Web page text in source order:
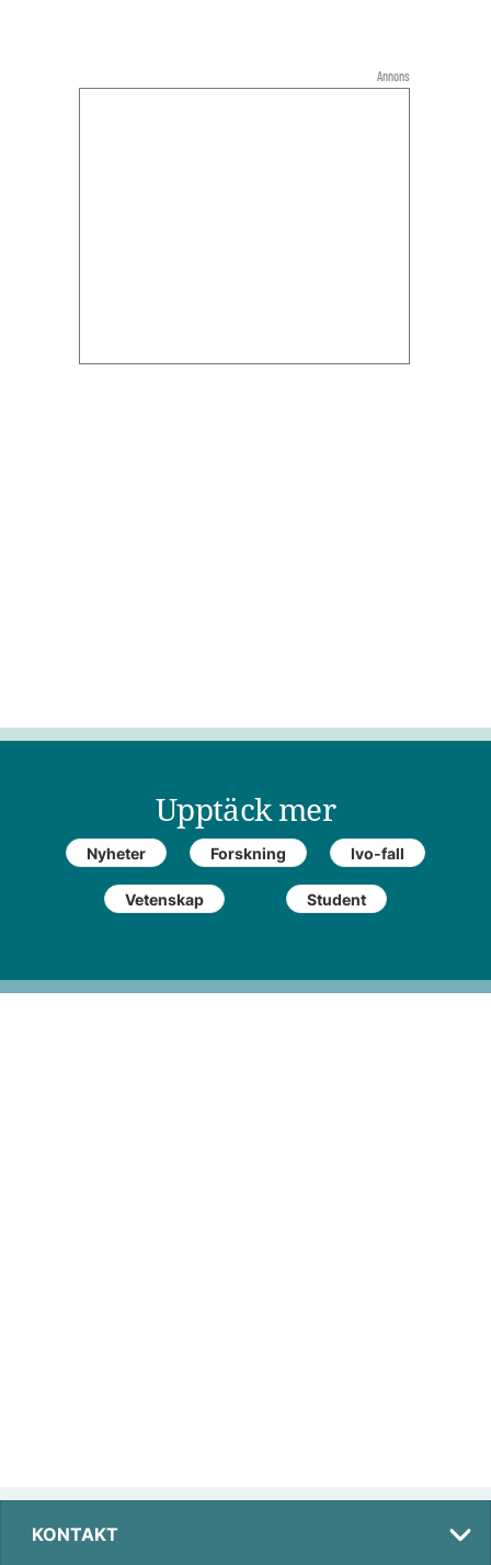
Upptäck mer
Nyheter Forskning Ivo-fall
Vetenskap Student
Annons
KONTAKT